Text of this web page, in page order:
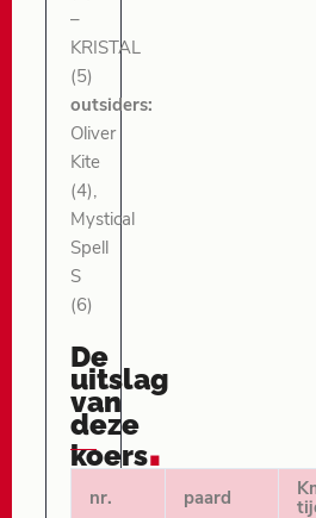
–
KRISTAL
(5)
outsiders:
Oliver
Kite
(4),
Mystical
Spell
S
(6)
De
uitslag
van
deze
koers.
nr. paard